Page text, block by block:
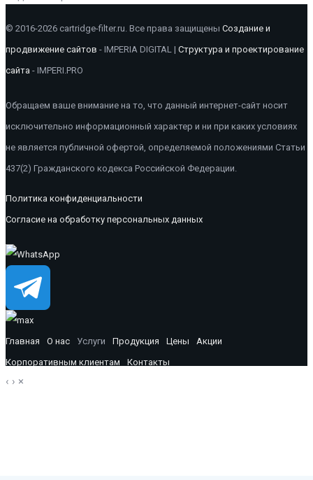
© 2016-2026 cartridge-filter.ru. Все права защищены Создание и
продвижение сайтов - IMPERIA DIGITAL | Структура и проектирование
сайта - IMPERI.PRO
Обращаем ваше внимание на то, что данный интернет-сайт носит
исключительно информационный характер и ни при каких условиях
не является публичной офертой, определяемой положениями Статьи
437(2) Гражданского кодекса Российской Федерации.
Политика конфиденциальности
Согласие на обработку персональных данных
Главная О нас Услуги Продукция Цены
Акции
Корпоративным клиентам
Контакты
‹ › ×